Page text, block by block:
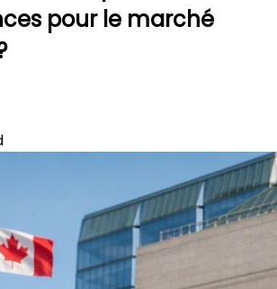
pour le marché